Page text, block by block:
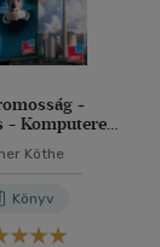
+
- Komputerek
Köthe
Könyv